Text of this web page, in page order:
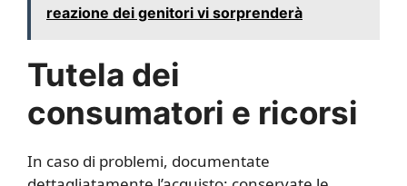
reazione dei genitori vi sorprenderà
Tutela dei
consumatori e ricorsi
In caso di problemi, documentate